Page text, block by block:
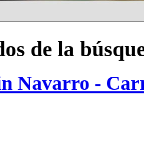
de la
Navarro -